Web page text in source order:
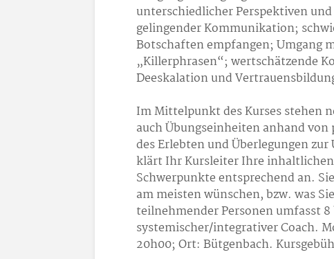
unterschiedlicher Perspektiven
gelingender Kommunikation;
Botschaften empfangen; Umgang
„Killerphrasen“; wertschätzende
Deeskalation und
Im Mittelpunkt des Kurses stehen
auch Übungseinheiten anhand
des Erlebten und Überlegungen
klärt Ihr Kursleiter Ihre
Schwerpunkte entsprechend an.
am meisten wünschen, bzw. was
teilnehmender Personen umfasst
systemischer/integrativer Coach.
20h00; Ort: Bütgenbach.